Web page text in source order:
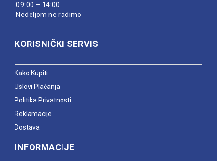
09:00 – 14:00
Nedeljom ne radimo
KORISNIČKI SERVIS
Kako Kupiti
Uslovi Plaćanja
Politika Privatnosti
Reklamacije
Dostava
INFORMACIJE